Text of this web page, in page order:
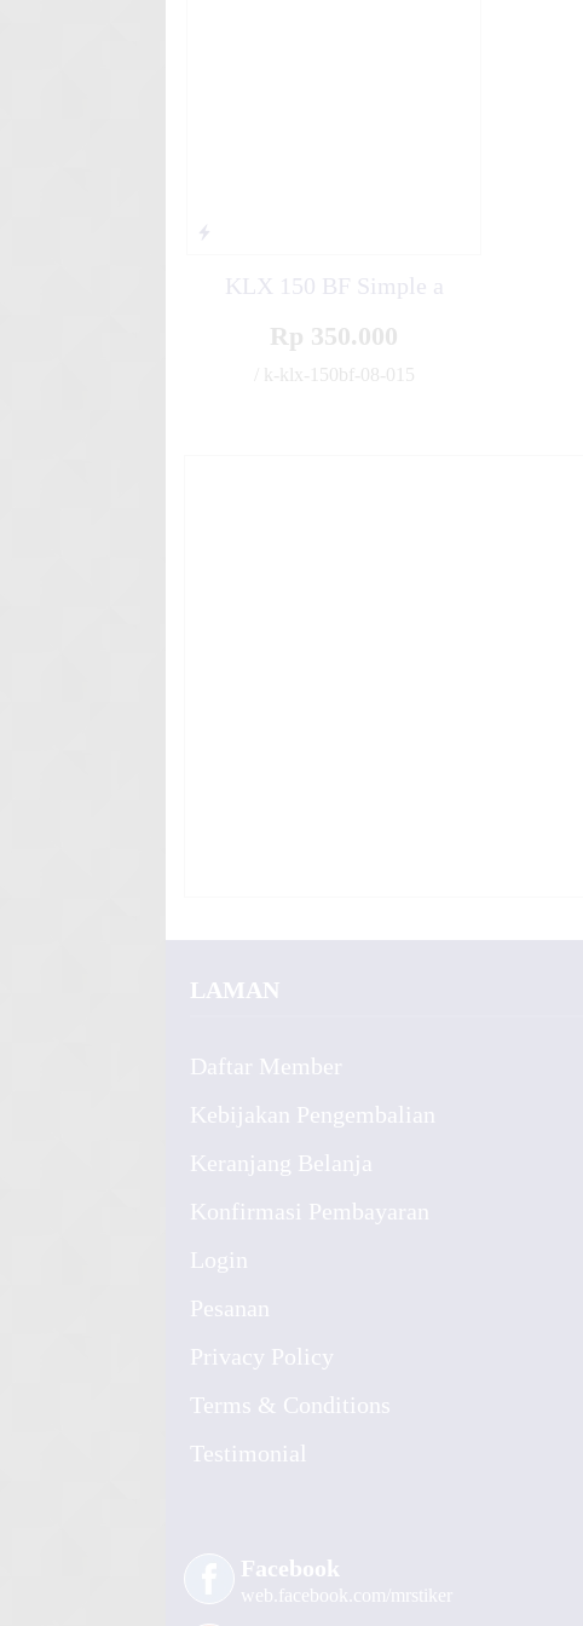
KLX 150 BF Simple a
Rp 350.000
/ k-klx-150bf-08-015
LAMAN
Daftar Member
Kebijakan Pengembalian
Keranjang Belanja
Konfirmasi Pembayaran
Login
Pesanan
Privacy Policy
Terms & Conditions
Testimonial
Facebook
web.facebook.com/mrstiker